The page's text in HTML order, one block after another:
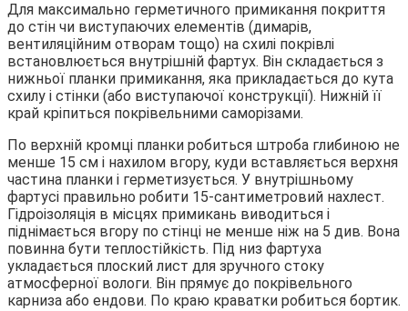
Для максимально герметичного примикання покриття
до стін чи виступаючих елементів (димарів,
вентиляційним отворам тощо) на схилі покрівлі
встановлюється внутрішній фартух. Він складається з
нижньої планки примикання, яка прикладається до кута
схилу і стінки (або виступаючої конструкції). Нижній її
край кріпиться покрівельними саморізами.
По верхній кромці планки робиться штроба глибиною не
менше 15 см і нахилом вгору, куди вставляється верхня
частина планки і герметизується. У внутрішньому
фартусі правильно робити 15-сантиметровий нахлест.
Гідроізоляція в місцях примикань виводиться і
піднімається вгору по стінці не менше ніж на 5 див. Вона
повинна бути теплостійкість. Під низ фартуха
укладається плоский лист для зручного стоку
атмосферної вологи. Він прямує до покрівельного
карниза або ендови. По краю краватки робиться бортик.